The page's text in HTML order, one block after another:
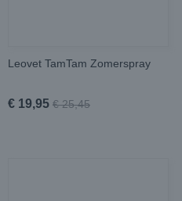
Leovet TamTam Zomerspray
€ 19,95 € 25,45